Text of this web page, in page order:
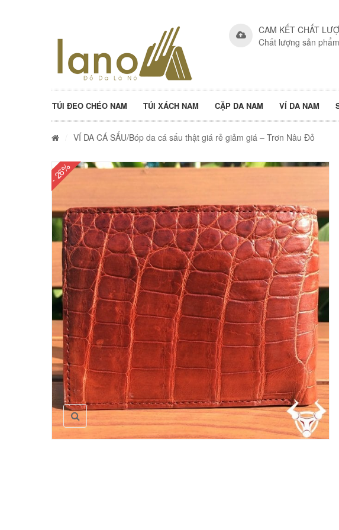
CAM KẾT CHẤT
Chất lượng sản
TÚI ĐEO CHÉO NAM TÚI XÁCH NAM CẶP DA NAM VÍ DA NAM
VÍ DA CÁ SẤU/Bóp da cá sấu thật giá rẻ giảm giá – Trơn Nâu Đỏ
- 26%